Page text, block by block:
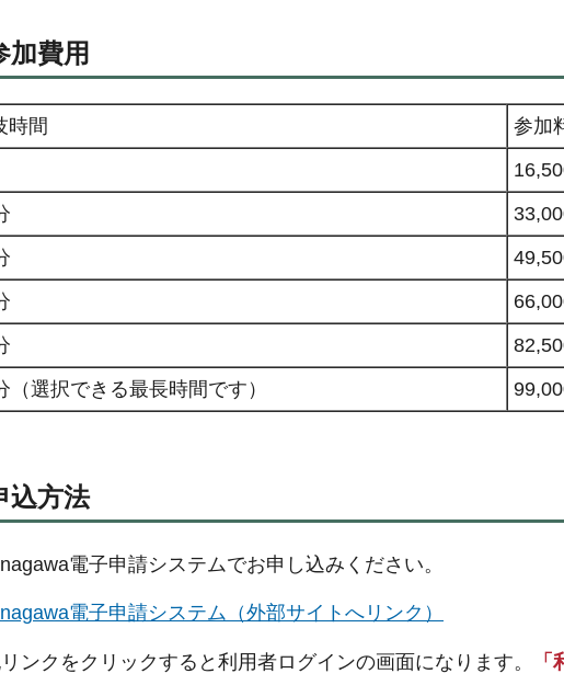
加費用
時間
参加
（選択できる最長時間です）
込方法
電子申請システムでお申し込みください。
電子申請システム（外部サイトへリンク）
ンクをクリックすると利用者ログインの画面になります。